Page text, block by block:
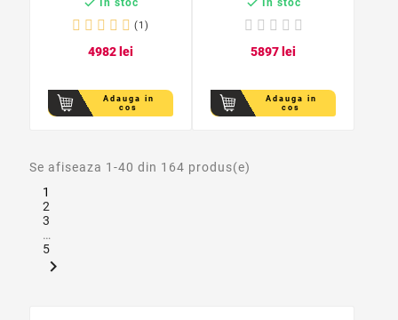
(1)
4982 lei
Adauga in
cos
5897 lei
Adauga in
cos
Se afiseaza 1-40 din 164 produs(e)
1
2
3
…
5
